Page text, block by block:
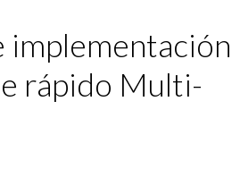
implementación
rápido Multi-